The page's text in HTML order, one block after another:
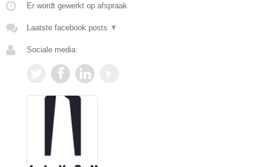
Er wordt gewerkt op afspraak.
Laatste facebook posts ▼
Sociale media: